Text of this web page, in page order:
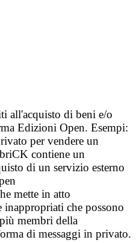
all'acquisto di beni e/o
Edizioni Open. Esempi:
per vendere un
contiene un
di un servizio esterno
mette in atto
che possono
membri della
di messaggi in privato.